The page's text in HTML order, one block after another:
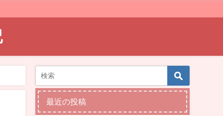
最近の投稿